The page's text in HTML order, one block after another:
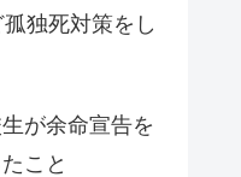
独死対策をし
が余命宣告を
こと